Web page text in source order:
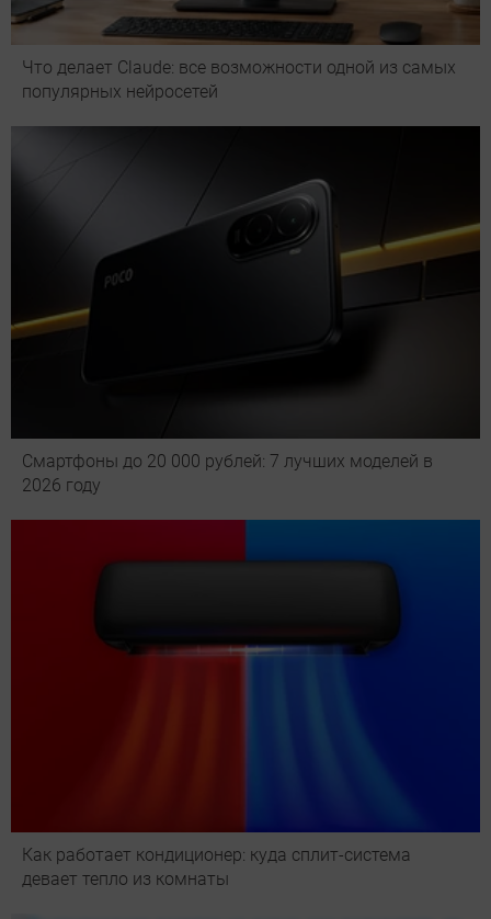
Что делает Сlaude: все возможности одной из самых
популярных нейросетей
Смартфоны до 20 000 рублей: 7 лучших моделей в
2026 году
Как работает кондиционер: куда сплит-система
девает тепло из комнаты